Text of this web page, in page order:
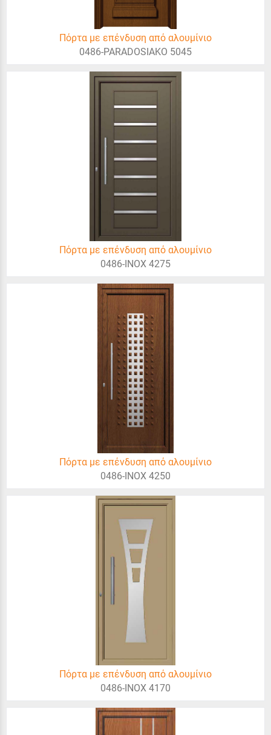
Πόρτα με επένδυση από αλουμίνιο
0486-PARADOSIAKO 5045
Πόρτα με επένδυση από αλουμίνιο
0486-INOX 4275
Πόρτα με επένδυση από αλουμίνιο
0486-INOX 4250
Πόρτα με επένδυση από αλουμίνιο
0486-INOX 4170